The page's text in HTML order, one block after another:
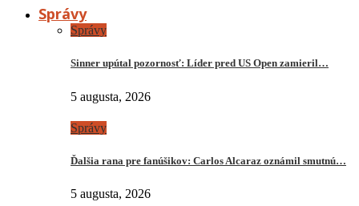
Správy
Správy
Sinner upútal pozornosť: Líder pred US Open zamieril…
5 augusta, 2026
Správy
Ďalšia rana pre fanúšikov: Carlos Alcaraz oznámil smutnú…
5 augusta, 2026